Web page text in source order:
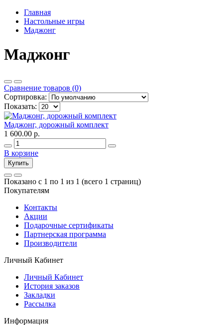
Главная
Настольные игры
Маджонг
Маджонг
Сравнение товаров (0)
Сортировка:
Показать:
Маджонг, дорожный комплект
1 600.00 р.
В корзине
Купить
Показано с 1 по 1 из 1 (всего 1 страниц)
Покупателям
Контакты
Акции
Подарочные сертификаты
Партнерская программа
Производители
Личный Кабинет
Личный Кабинет
История заказов
Закладки
Рассылка
Информация